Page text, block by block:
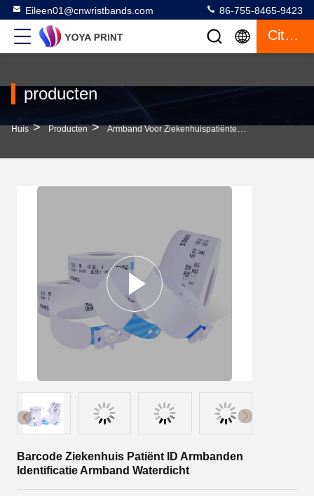
Eileen01@cnwristbands.com 86-755-8465-9423
Citaat
producten
Huis > Producten > Armband Voor Ziekenhuispatiënten >
Barcode Ziekenhuis Patiënt ID Armbanden
Identificatie Armband Waterdicht